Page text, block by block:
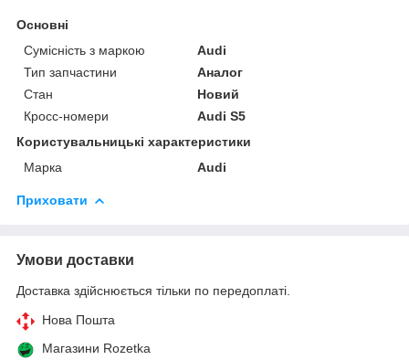
Основні
Сумісність з маркою
Audi
Тип запчастини
Аналог
Стан
Новий
Кросс-номери
Audi S5
Користувальницькі характеристики
Марка
Audi
Приховати
Умови доставки
Доставка здійснюється тільки по передоплаті.
Нова Пошта
Магазини Rozetka